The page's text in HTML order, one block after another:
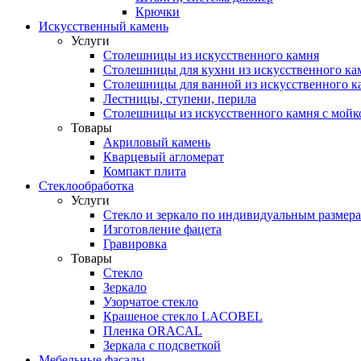
Крючки
Искусственный камень
Услуги
Столешницы из искусственного камня
Столешницы для кухни из искусственного
Столешницы для ванной из искусственного
Лестницы, ступени, перила
Столешницы из искусственного камня с
Товары
Акриловый камень
Кварцевый агломерат
Компакт плита
Стеклообработка
Услуги
Стекло и зеркало по индивидуальным
Изготовление фацета
Гравировка
Товары
Стекло
Зеркало
Узорчатое стекло
Крашеное стекло LACOBEL
Пленка ORACAL
Зеркала с подсветкой